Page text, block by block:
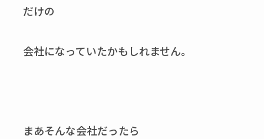
だけの
会社になっていたかもしれません。
まあそんな会社だったら